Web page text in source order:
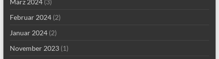
März 2024(3)
Februar 2024(2)
Januar 2024(2)
November 2023(1)